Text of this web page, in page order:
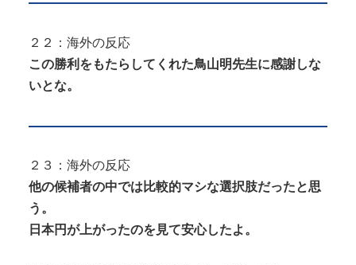
２２：海外の反応
この勝利をもたらしてくれた鳥山明先生に感謝しな
いとな。
２３：海外の反応
他の候補者の中では比較的マシな選択肢だったと思
う。
日本円が上がったのを見て安心したよ。